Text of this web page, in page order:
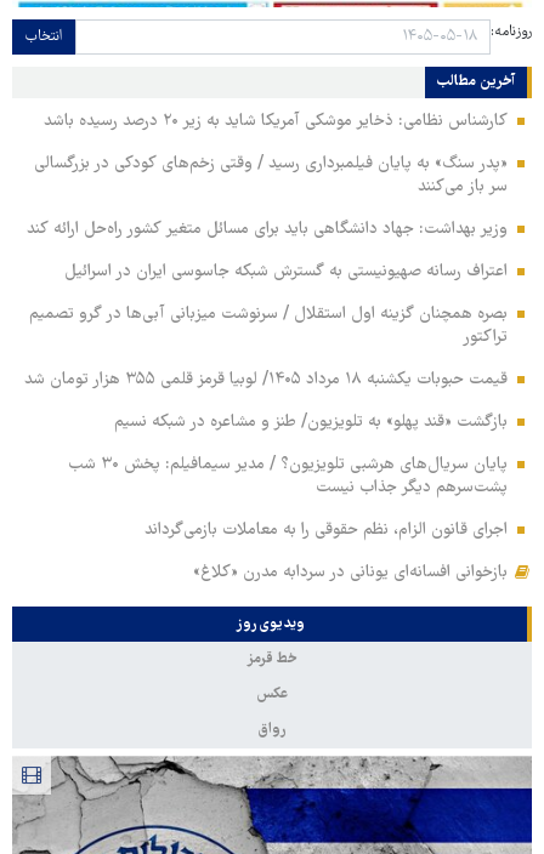
روزنامه: انتخاب
آخرین مطالب
کارشناس نظامی: ذخایر موشکی آمریکا شاید به زیر ۲۰ درصد رسیده باشد
«پدر سنگ» به پایان فیلمبرداری رسید / وقتی زخم‌های کودکی در بزرگسالی
سر باز می‌کنند
وزیر بهداشت: جهاد دانشگاهی باید برای مسائل متغیر کشور راه‌حل ارائه کند
اعتراف رسانه صهیونیستی به گسترش شبکه جاسوسی ایران در اسرائیل
بصره همچنان گزینه اول استقلال / سرنوشت میزبانی آبی‌ها در گرو تصمیم
تراکتور
قیمت حبوبات یکشنبه ۱۸ مرداد ۱۴۰۵/ لوبیا قرمز قلمی ۳۵۵ هزار تومان شد
بازگشت «قند پهلو» به تلویزیون/ طنز و مشاعره در شبکه نسیم
پایان سریال‌های هرشبی تلویزیون؟ / مدیر سیمافیلم: پخش ۳۰ شب
پشت‌سرهم دیگر جذاب نیست
اجرای قانون الزام، نظم حقوقی را به معاملات بازمی‌گرداند
بازخوانی افسانه‌ای یونانی در سردابه مدرن «کلاغ»
ویدیوی روز
خط قرمز
عکس
رواق